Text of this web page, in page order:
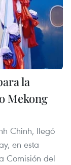
la
Mekong
Chinh, llegó
en esta
Comisión del